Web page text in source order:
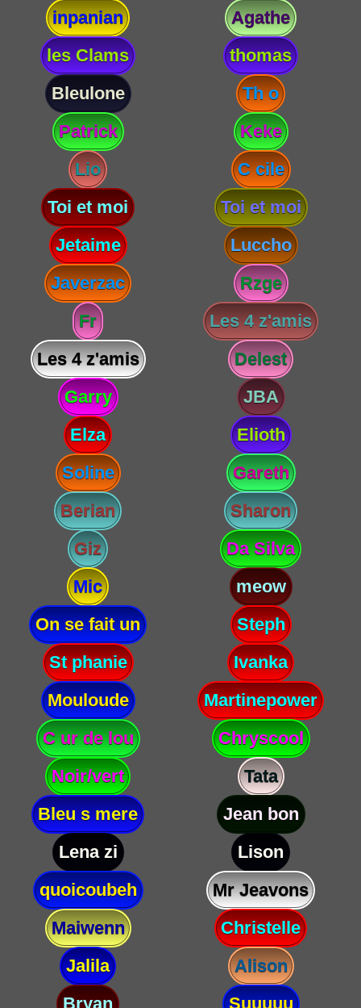
inpanian
Agathe
les Clams
thomas
Bleulone
Th o
Patrick
Keke
Lio
C cile
Toi et moi
Toi et moi
Jetaime
Luccho
Javerzac
Rzge
Fr
Les 4 z'amis
Les 4 z'amis
Delest
Garry
JBA
Elza
Elioth
Soline
Gareth
Berian
Sharon
Giz
Da Silva
Mic
meow
On se fait un
Steph
St phanie
Ivanka
Mouloude
Martinepower
C ur de lou
Chryscool
Noir/vert
Tata
Bleu s mere
Jean bon
Lena zi
Lison
quoicoubeh
Mr Jeavons
Maiwenn
Christelle
Jalila
Alison
Bryan
Suuuuu